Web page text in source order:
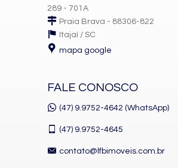
289 - 701A
Praia Brava - 88306-822
Itajaí / SC
mapa google
FALE CONOSCO
(47) 9.9752-4642 (WhatsApp)
(47) 9.9752-4645
contato@lfbimoveis.com.br